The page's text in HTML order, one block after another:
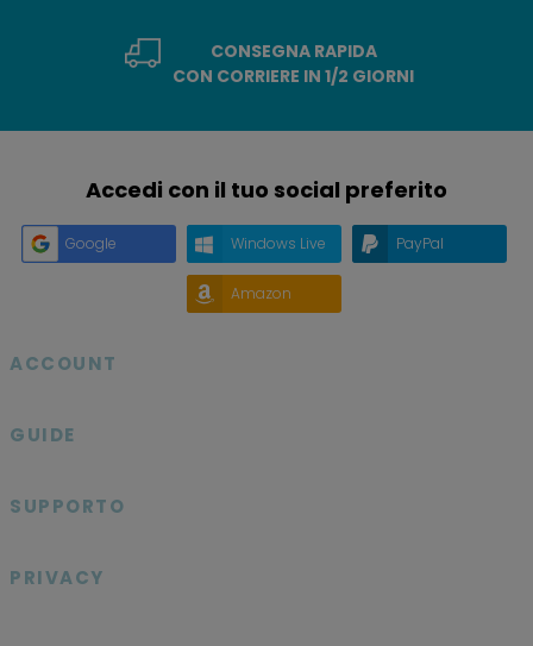
CONSEGNA RAPIDA
CON CORRIERE IN 1/2 GIORNI
Accedi con il tuo social preferito
Google Windows Live PayPal
Amazon
ACCOUNT
GUIDE
SUPPORTO
PRIVACY